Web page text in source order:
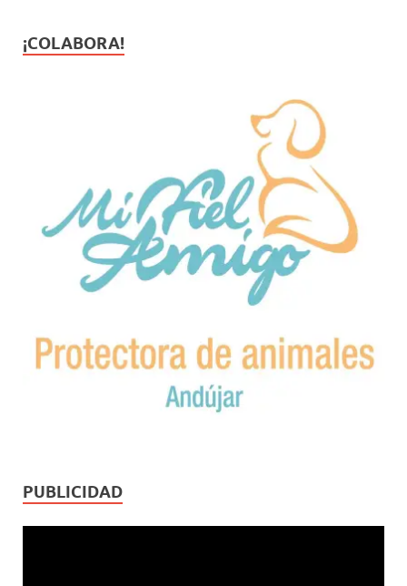
¡COLABORA!
PUBLICIDAD